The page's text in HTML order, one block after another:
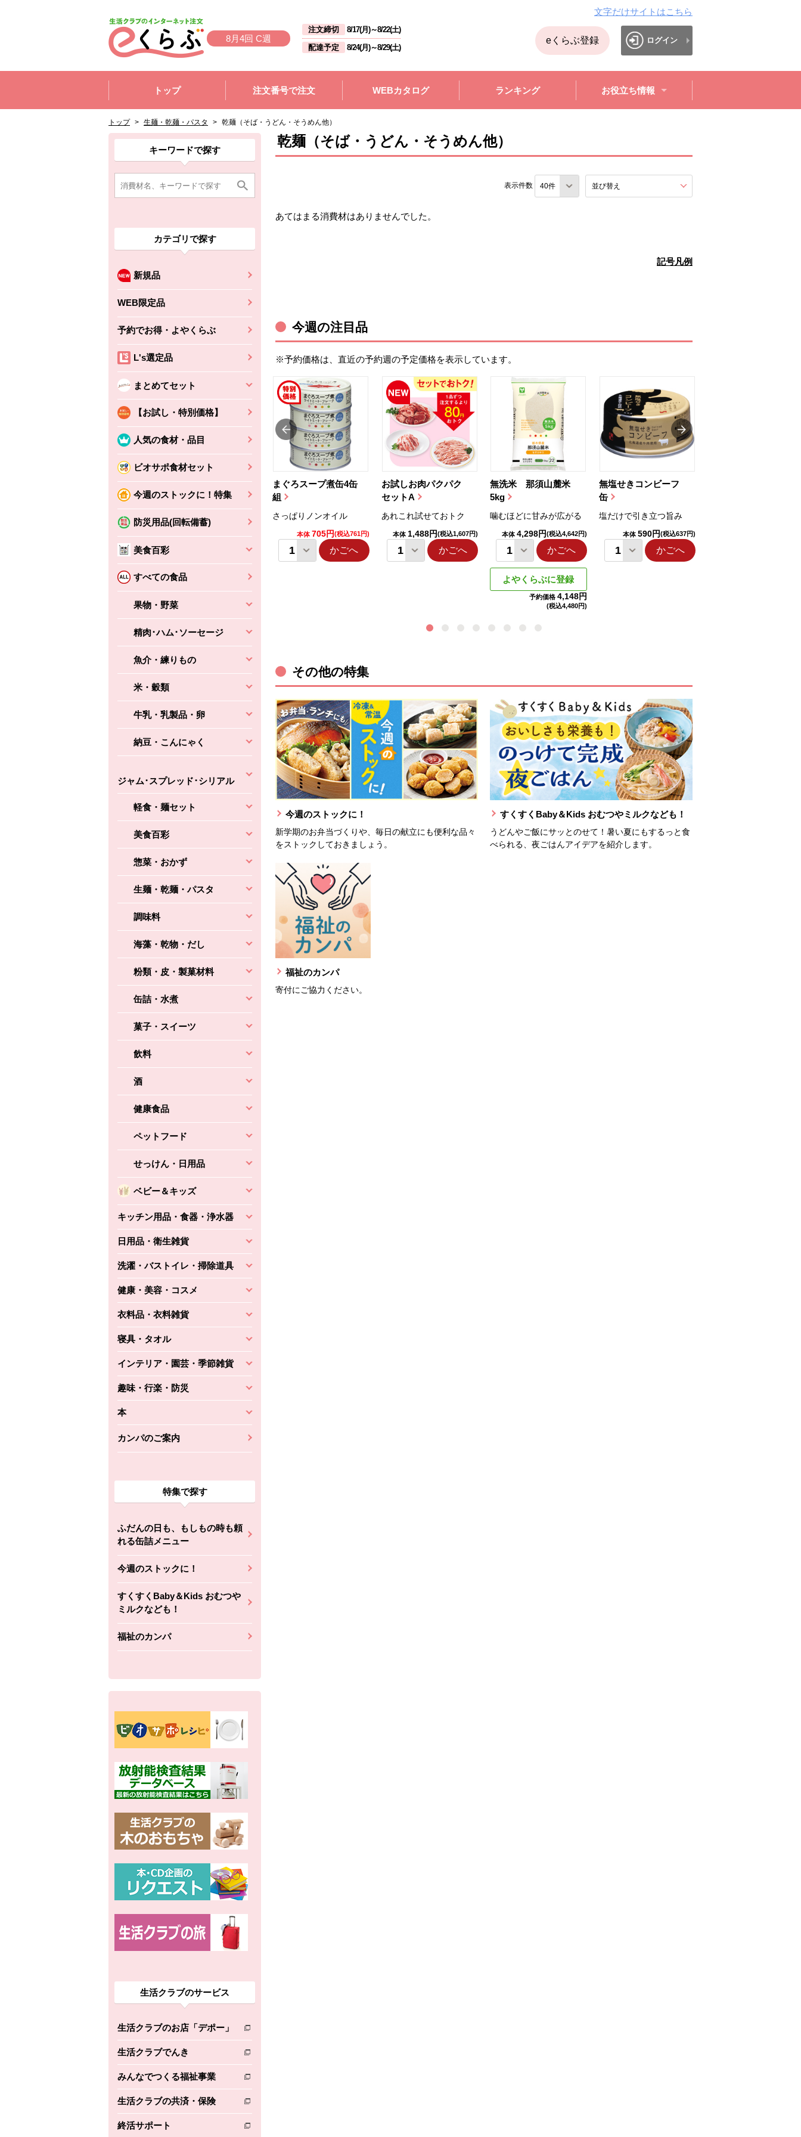
8月4回 C週
注文締切 8/17(月)～8/22(土)
配達予定
8/24(月)～8/29(土)
文字だけサイトはこちら
eくらぶ登録 ログイン
トップ
注文番号で注文 WEBカタログ ランキング お役立ち情報
トップ > 生麺・乾麺・パスタ > 乾麺（そば・うどん・そうめん他）
ここから消費材検索メニューです。
キーワードで探す
カテゴリで探す
新規品
WEB限定品
予約でお得・よやくらぶ
L's選定品
まとめてセット
【お試し・特別価格】
人気の食材・品目
ビオサポ食材セット
今週のストックに！特集
防災用品(回転備蓄)
美食百彩
すべての食品
果物・野菜
精肉･ハム･ソーセージ
魚介・練りもの
米・穀類
牛乳・乳製品・卵
納豆・こんにゃく
ジャム･スプレッド･シリアル
軽食・麺セット
美食百彩
惣菜・おかず
生麺・乾麺・パスタ
調味料
海藻・乾物・だし
粉類・皮・製菓材料
缶詰・水煮
菓子・スイーツ
飲料
酒
健康食品
ペットフード
せっけん・日用品
ベビー＆キッズ
キッチン用品・食器・浄水器
日用品・衛生雑貨
洗濯・バストイレ・掃除道具
健康・美容・コスメ
衣料品・衣料雑貨
寝具・タオル
インテリア・園芸・季節雑貨
趣味・行楽・防災
本
カンパのご案内
特集で探す
ふだんの日も、もしもの時も頼
れる缶詰メニュー
今週のストックに！
すくすくBaby＆Kids おむつや
ミルクなども！
福祉のカンパ
消費材検索メニューここまで。
ここから本文です。
ここから組合員向けメニューです。
生活クラブのサービス
生活クラブのお店「デポー」
別のウィンドウで開きます。
生活クラブでんき
別のウィンドウで開きます。
みんなでつくる福祉事業
別のウィンドウで開きます。
生活クラブの共済・保険
別のウィンドウで開きます。
終活サポート
別のウィンドウで開きます。
組合員向けメニューここまで。
ここから本文です。 乾麺（そば・うどん・そうめん他）
表示件数 並び替え
あてはまる消費材はありませんでした。
記号凡例
今週の注目品
※予約価格は、直近の予約週の予定価格を表示しています。
まぐろスープ煮缶4缶
組
さっぱりノンオイル
本体 705円(税込761円)
かごへ
お試しお肉パクパク
セットA
あれこれ試せておトク
本体 1,488円(税込1,607円)
かごへ
無洗米 那須山麓米
5kg
噛むほどに甘みが広がる
本体 4,298円(税込4,642円)
かごへ
よやくらぶに登録
予約価格 4,148円
(税込4,480円)
無塩せきコンビーフ
缶
塩だけで引き立つ旨み
本体 590円(税込637円)
かごへ
ちょこっと揚げ（香
えびの風味がぶわっ！
かごへ
バルサミコ
本体2,160円 (税込2,333円)
かごへ
その他の特集
今週のストックに！
新学期のお弁当づくりや、毎日の献立にも便利な品々
をストックしておきましょう。
すくすくBaby＆Kids おむつやミルクなども！
うどんやご飯にサッとのせて！暑い夏にもするっと食
べられる、夜ごはんアイデアを紹介します。
福祉のカンパ
寄付にご協力ください。